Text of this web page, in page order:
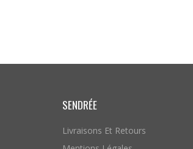
SENDRÉE
Livraisons Et Retours